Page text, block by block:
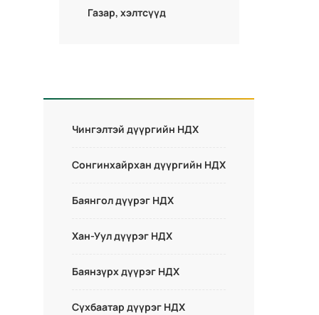
Газар, хэлтсүүд
Чингэлтэй дүүргийн НДХ
Сонгинхайрхан дүүргийн НДХ
Баянгол дүүрэг НДХ
Хан-Уул дүүрэг НДХ
Баянзүрх дүүрэг НДХ
Сүхбаатар дүүрэг НДХ